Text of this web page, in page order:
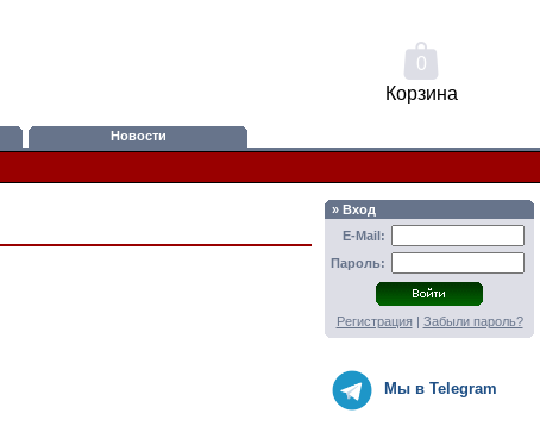
0
Корзина
Новости
» Вход
E-Mail:
Пароль:
Регистрация | Забыли пароль?
Мы в Telegram